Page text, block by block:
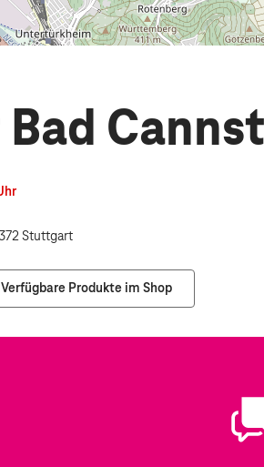
Stuttgart
Tab
Verfügbare Produkte im Shop